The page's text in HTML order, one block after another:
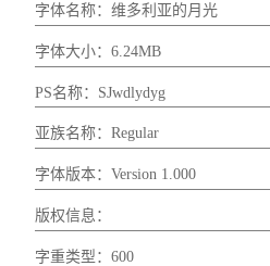
字体名称：维多利亚的月光
字体大小：6.24MB
PS名称：SJwdlydyg
亚族名称：Regular
字体版本：Version 1.000
版权信息：
字重类型：600